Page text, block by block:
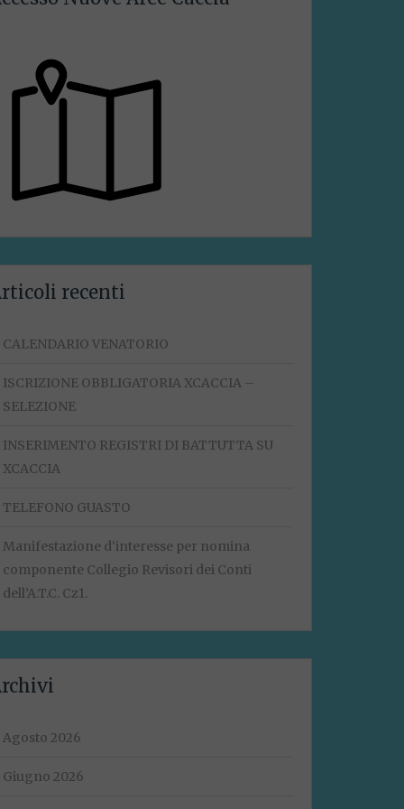
recenti
CALENDARIO VENATORIO
ISCRIZIONE OBBLIGATORIA XCACCIA –
SELEZIONE
INSERIMENTO REGISTRI DI BATTUTTA SU
XCACCIA
TELEFONO GUASTO
Manifestazione d‘interesse per nomina
componente Collegio Revisori dei Conti
dell’A.T.C. Cz1.
Agosto 2026
Giugno 2026